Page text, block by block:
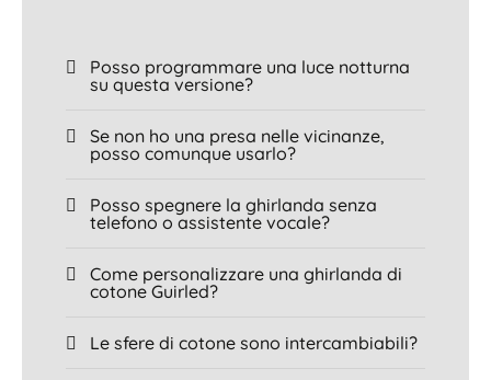
Posso programmare una luce notturna
su questa versione?
Se non ho una presa nelle vicinanze,
posso comunque usarlo?
Posso spegnere la ghirlanda senza
telefono o assistente vocale?
Come personalizzare una ghirlanda di
cotone Guirled?
Le sfere di cotone sono intercambiabili?